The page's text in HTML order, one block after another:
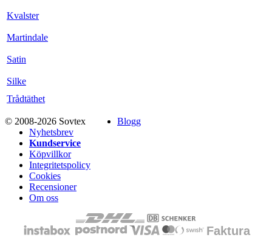
Kvalster
Martindale
Satin
Silke
Trådtäthet
© 2008-2026 Sovtex
Blogg
Nyhetsbrev
Kundservice
Köpvillkor
Integritetspolicy
Cookies
Recensioner
Om oss